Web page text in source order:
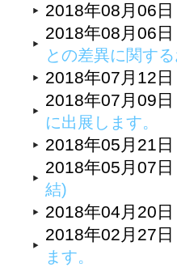
2018年08月06日
2018年08月06日
との差異に関す
2018年07月12日
2018年07月09日
に出展します。
2018年05月21日
2018年05月07日
結)
2018年04月20日
2018年02月27日
ます。